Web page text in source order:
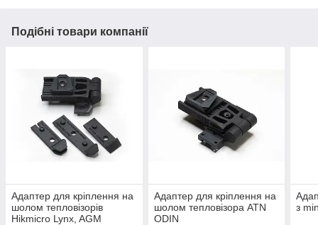
Подібні товари компанії
Адаптер для кріплення на
шолом тепловізорів
Hikmicro Lynx, AGM
Адаптер для кріплення на
шолом тепловізора ATN
ODIN
з